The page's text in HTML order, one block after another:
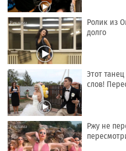
Ролик из
долго
Этот
слов!
Ржу не